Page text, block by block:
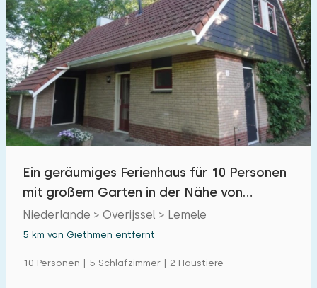
Ein geräumiges Ferienhaus für 10 Personen
mit großem Garten in der Nähe von
Lemelerberg im
Niederlande > Overijssel > Lemele
5 km von Giethmen entfernt
10 Personen | 5 Schlafzimmer | 2 Haustiere